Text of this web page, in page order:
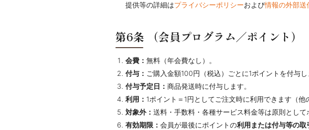
提供等の詳細はプライバシーポリシーおよび情報の外部送
第6条 （会員プログラム／ポイント）
会費： 無料（年会費なし）。
付与： ご購入金額100円（税込）ごとに1ポイントを付与
付与予定日： 商品発送時に付与します。
利用： 1ポイント＝1円としてご注文時に利用できます（
対象外： 送料・手数料・各種サービス料金等は原則として
有効期限： 会員が最後にポイントの利用または付与等の取